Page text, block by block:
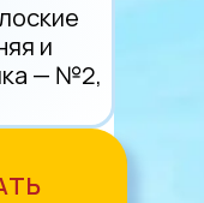
и
— №2,